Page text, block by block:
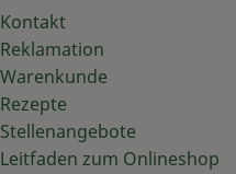
Kontakt
Reklamation
Warenkunde
Rezepte
Stellenangebote
Leitfaden zum Onlineshop